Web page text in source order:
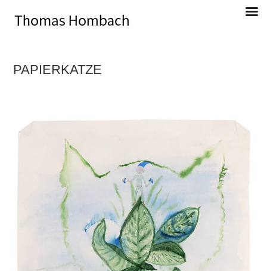
Direkt
Thomas Hombach, Bildender Künstler
PAPIERKATZE